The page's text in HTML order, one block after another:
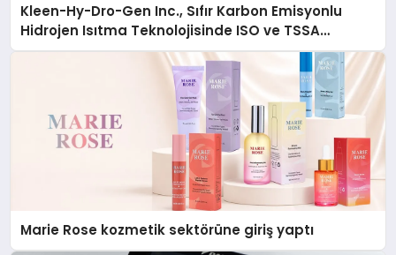
Kleen-Hy-Dro-Gen Inc., Sıfır Karbon Emisyonlu
Hidrojen Isıtma Teknolojisinde ISO ve TSSA
Düzenleyici Onaylarını Aldı
Marie Rose kozmetik sektörüne giriş yaptı